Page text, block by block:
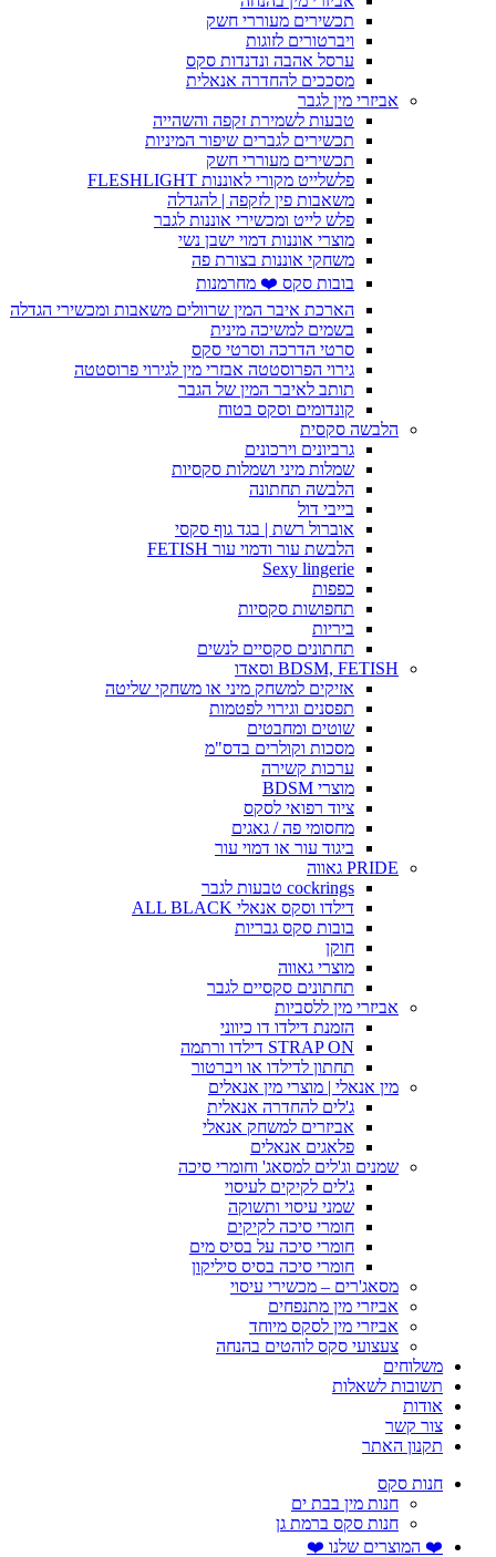
תכשירים מעוררי חשק
ויברטורים לזוגות
ערסל אהבה ונדנדות סקס
מסככים להחדרה אנאלית
אביזרי מין לגבר
טבעות לשמירת זקפה והשהייה
תכשירים לגברים שיפור המיניות
תכשירים מעוררי חשק
פלשלייט מקורי לאוננות FLESHLIGHT
משאבות פין לזקפה | להגדלה
פלש לייט ומכשירי אוננות לגבר
מוצרי אוננות דמוי ישבן נשי
משחקי אוננות בצורת פה
בובות סקס ❤️ מחרמנות
הארכת איבר המין שרוולים משאבות ומכשירי הגדלה
בשמים למשיכה מינית
סרטי הדרכה וסרטי סקס
גירוי הפרוסטטה אבזרי מין לגירוי פרוסטטה
תותב לאיבר המין של הגבר
קונדומים וסקס בטוח
הלבשה סקסית
גרביונים וירכונים
שמלות מיני ושמלות סקסיות
הלבשה תחתונה
בייבי דול
אוברול רשת | בגד גוף סקסי
הלבשת עור ודמוי עור FETISH
Sexy lingerie
כפפות
תחפושות סקסיות
ביריות
תחתונים סקסיים לנשים
BDSM, FETISH וסאדו
אזיקים למשחק מיני או משחקי שליטה
תפסנים וגירוי לפטמות
שוטים ומחבטים
מסכות וקולרים בדס"מ
ערכות קשירה
מוצרי BDSM
ציוד רפואי לסקס
מחסומי פה / גאגים
ביגוד עור או דמוי עור
PRIDE גאווה
cockrings טבעות לגבר
דילדו וסקס אנאלי ALL BLACK
בובות סקס גבריות
חוקן
מוצרי גאווה
תחתונים סקסיים לגבר
אביזרי מין ללסביות
הזמנת דילדו דו כיווני
STRAP ON דילדו ורתמה
תחתון לדילדו או ויברטור
מין אנאלי | מוצרי מין אנאלים
ג'לים להחדרה אנאלית
אביזרים למשחק אנאלי
פלאגים אנאלים
שמנים וג'לים למסאג' וחומרי סיכה
ג'לים לקיקים לעיסוי
שמני עיסוי ותשוקה
חומרי סיכה לקיקים
חומרי סיכה על בסיס מים
חומרי סיכה בסיס סיליקון
מסאג'רים – מכשירי עיסוי
אביזרי מין מתנפחים
אביזרי מין לסקס מיוחד
צעצועי סקס לוהטים בהנחה
משלוחים
תשובות לשאלות
אודות
צור קשר
תקנון האתר
חנות סקס
חנות מין בבת ים
חנות סקס ברמת גן
❤️ המוצרים שלנו ❤️